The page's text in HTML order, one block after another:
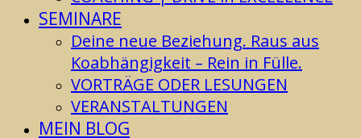
SEMINARE
Deine neue Beziehung. Raus aus
Koabhängigkeit – Rein in Fülle.
VORTRÄGE ODER LESUNGEN
VERANSTALTUNGEN
MEIN BLOG